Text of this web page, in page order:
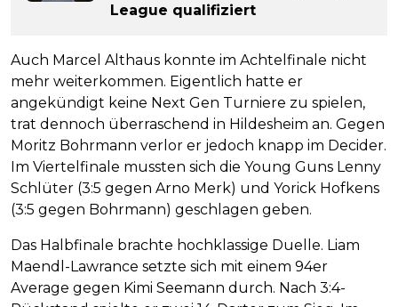
League qualifiziert
Auch Marcel Althaus konnte im Achtelfinale nicht
mehr weiterkommen. Eigentlich hatte er
angekündigt keine Next Gen Turniere zu spielen,
trat dennoch überraschend in Hildesheim an. Gegen
Moritz Bohrmann verlor er jedoch knapp im Decider.
Im Viertelfinale mussten sich die Young Guns Lenny
Schlüter (3:5 gegen Arno Merk) und Yorick Hofkens
(3:5 gegen Bohrmann) geschlagen geben.
Das Halbfinale brachte hochklassige Duelle. Liam
Maendl-Lawrance setzte sich mit einem 94er
Average gegen Kimi Seemann durch. Nach 3:4-